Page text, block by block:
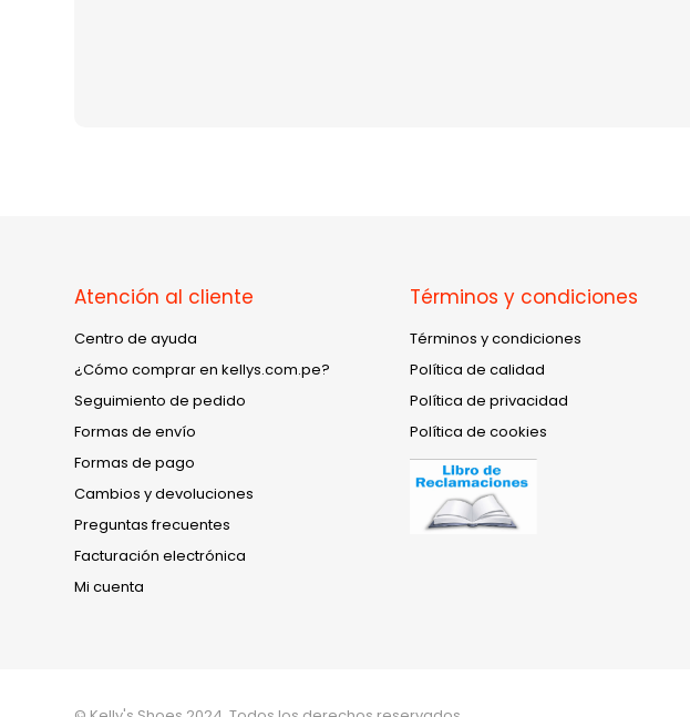
Atención al cliente
Centro de ayuda
¿Cómo comprar en kellys.com.pe?
Seguimiento de pedido
Formas de envío
Formas de pago
Cambios y devoluciones
Preguntas frecuentes
Facturación electrónica
Mi cuenta
Términos y condiciones
Términos y condiciones
Política de calidad
Política de privacidad
Política de cookies